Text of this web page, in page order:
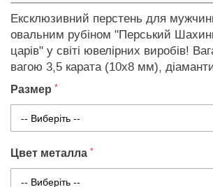
Ексклюзивний перстень для
овальним рубіном "Перський
царів" у світі ювелірних виробів!
вагою 3,5 карата (10х8 мм),
Размер
Цвет металла